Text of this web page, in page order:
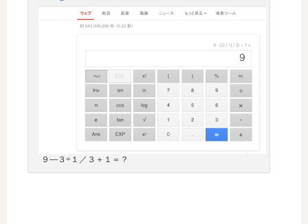
９―３÷１／３＋１＝？